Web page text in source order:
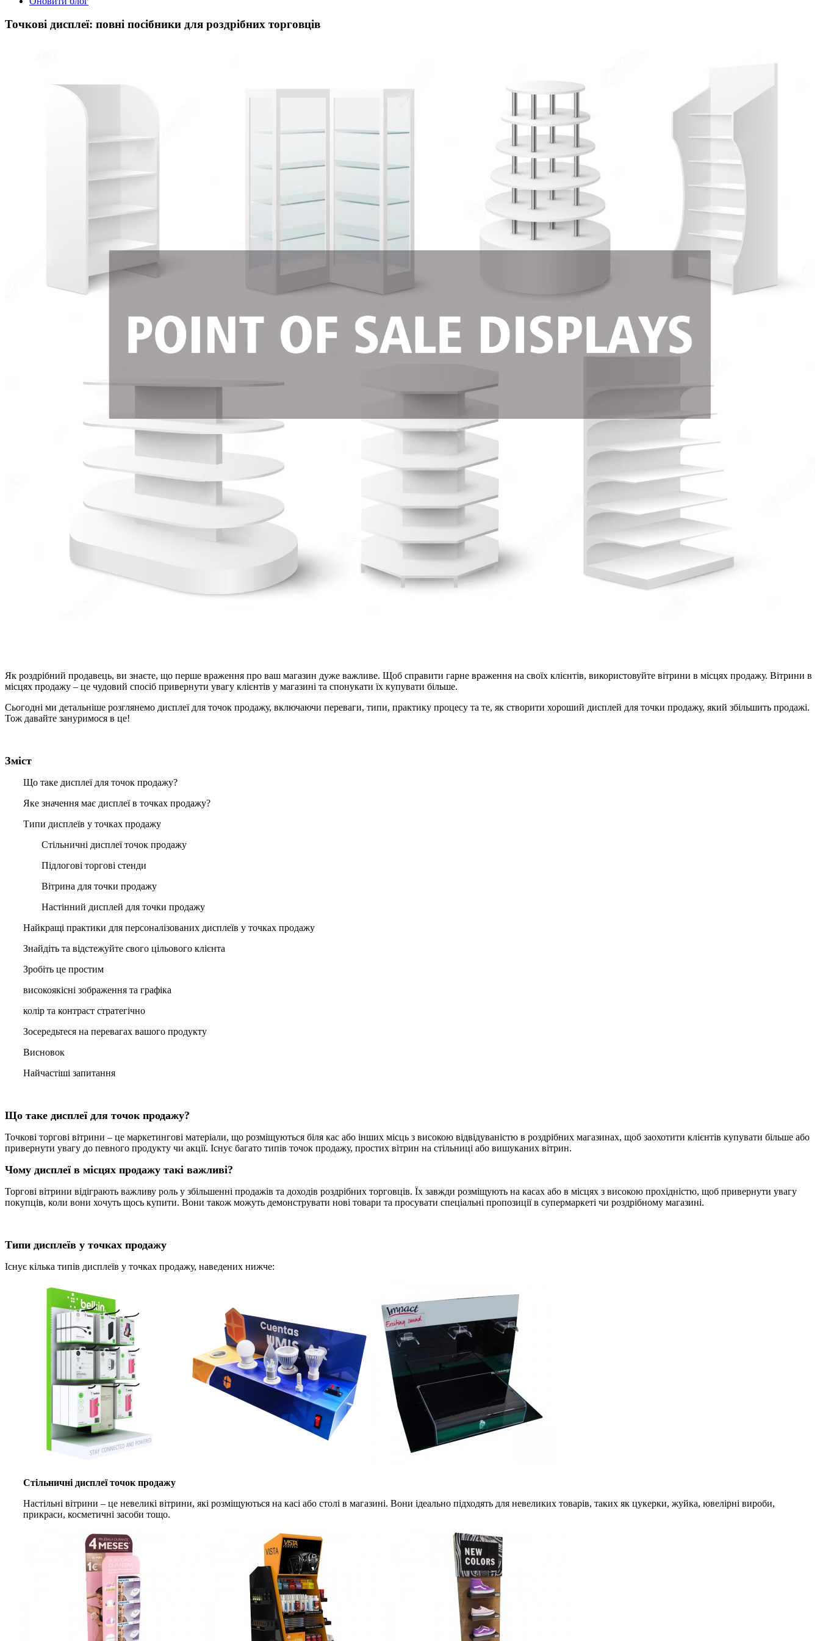
Точкові дисплеї: повні посібники для роздрібних торговців
Як роздрібний продавець, ви знаєте, що перше враження про ваш магазин дуже важливе. Щоб справити гарне враження на своїх клієнтів, використовуйте вітрини в місцях продажу. Вітрини в
місцях продажу – це чудовий спосіб привернути увагу клієнтів у магазині та спонукати їх купувати більше.
Сьогодні ми детальніше розглянемо дисплеї для точок продажу, включаючи переваги, типи, практику процесу та те, як створити хороший дисплей для точки продажу, який збільшить продажі.
Тож давайте зануримося в це!
Зміст
Що таке дисплеї для точок продажу?
Яке значення має дисплеї в точках продажу?
Типи дисплеїв у точках продажу
Стільничні дисплеї точок продажу
Підлогові торгові стенди
Вітрина для точки продажу
Настінний дисплей для точки продажу
Найкращі практики для персоналізованих дисплеїв у точках продажу
Знайдіть та відстежуйте свого цільового клієнта
Зробіть це простим
високоякісні зображення та графіка
колір та контраст стратегічно
Зосередьтеся на перевагах вашого продукту
Висновок
Найчастіші запитання
Що таке дисплеї для точок продажу?
Точкові торгові вітрини – це маркетингові матеріали, що розміщуються біля кас або інших місць з високою відвідуваністю в роздрібних магазинах, щоб заохотити клієнтів купувати більше або
привернути увагу до певного продукту чи акції. Існує багато типів точок продажу, простих вітрин на стільниці або вишуканих вітрин.
Чому дисплеї в місцях продажу такі важливі?
Торгові вітрини відіграють важливу роль у збільшенні продажів та доходів роздрібних торговців. Їх завжди розміщують на касах або в місцях з високою прохідністю, щоб привернути увагу
покупців, коли вони хочуть щось купити. Вони також можуть демонструвати нові товари та просувати спеціальні пропозиції в супермаркеті чи роздрібному магазині.
Типи дисплеїв у точках продажу
Існує кілька типів дисплеїв у точках продажу, наведених нижче:
Стільничні дисплеї точок продажу
Настільні вітрини – це невеликі вітрини, які розміщуються на касі або столі в магазині. Вони ідеально підходять для невеликих товарів, таких як цукерки, жуйка, ювелірні вироби,
прикраси, косметичні засоби тощо.